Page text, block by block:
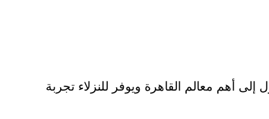
أهم معالم القاهرة ويوفر للنزلاء تجربة